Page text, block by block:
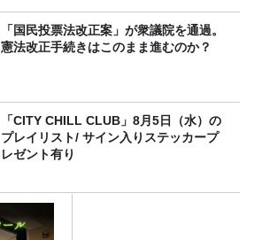
「国民投票法改正案」が衆議院を通過。
憲法改正手続きはこのまま進むのか？
「CITY CHILL CLUB」8月5日（水）の
プレイリスト/ サイン入りステッカープ
レゼント有り